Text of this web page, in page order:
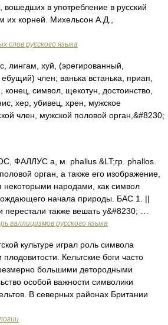
вошедших в употребление в русский
их корней. Михельсон А.Д.,
слов русского языка
лингам, хуй, (эрегированный,
член; ванька встанька, приап,
конец, символ, щекотун, достоинство,
хер, убивец, хрен, мужское
член, мужской половой орган,&#8230;
ФАЛЛУС а, м. phallus &LT;гр. phallos.
орган, а также его изображение,
некоторыми народами, как символ
начала природы. БАС 1. ||
перестали также вешать у&#8230; …
галлицизмов русского языка
культуре играл роль символа
Кельтские боги часто
большими детородными
особой важности символики
В северных районах Британии